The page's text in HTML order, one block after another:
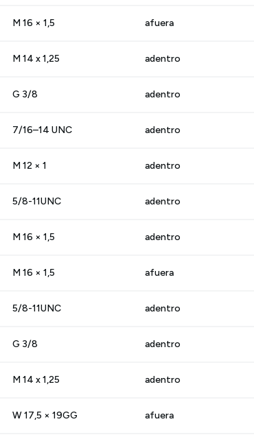
M 16 × 1,5 afuera
M 14 x 1,25 adentro
G 3/8 adentro
7/16–14 UNC adentro
M 12 × 1 adentro
5/8-11UNC adentro
M 16 × 1,5 adentro
M 16 × 1,5 afuera
5/8-11UNC adentro
G 3/8 adentro
M 14 x 1,25 adentro
W 17,5 × 19GG afuera